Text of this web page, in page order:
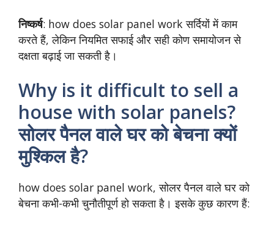
निष्कर्ष: how does solar panel work सर्दियों में काम
करते हैं, लेकिन नियमित सफाई और सही कोण समायोजन से
दक्षता बढ़ाई जा सकती है।
Why is it difficult to sell a
house with solar panels?
सोलर पैनल वाले घर को बेचना क्यों
मुश्किल है?
how does solar panel work, सोलर पैनल वाले घर को
बेचना कभी-कभी चुनौतीपूर्ण हो सकता है। इसके कुछ कारण हैं: